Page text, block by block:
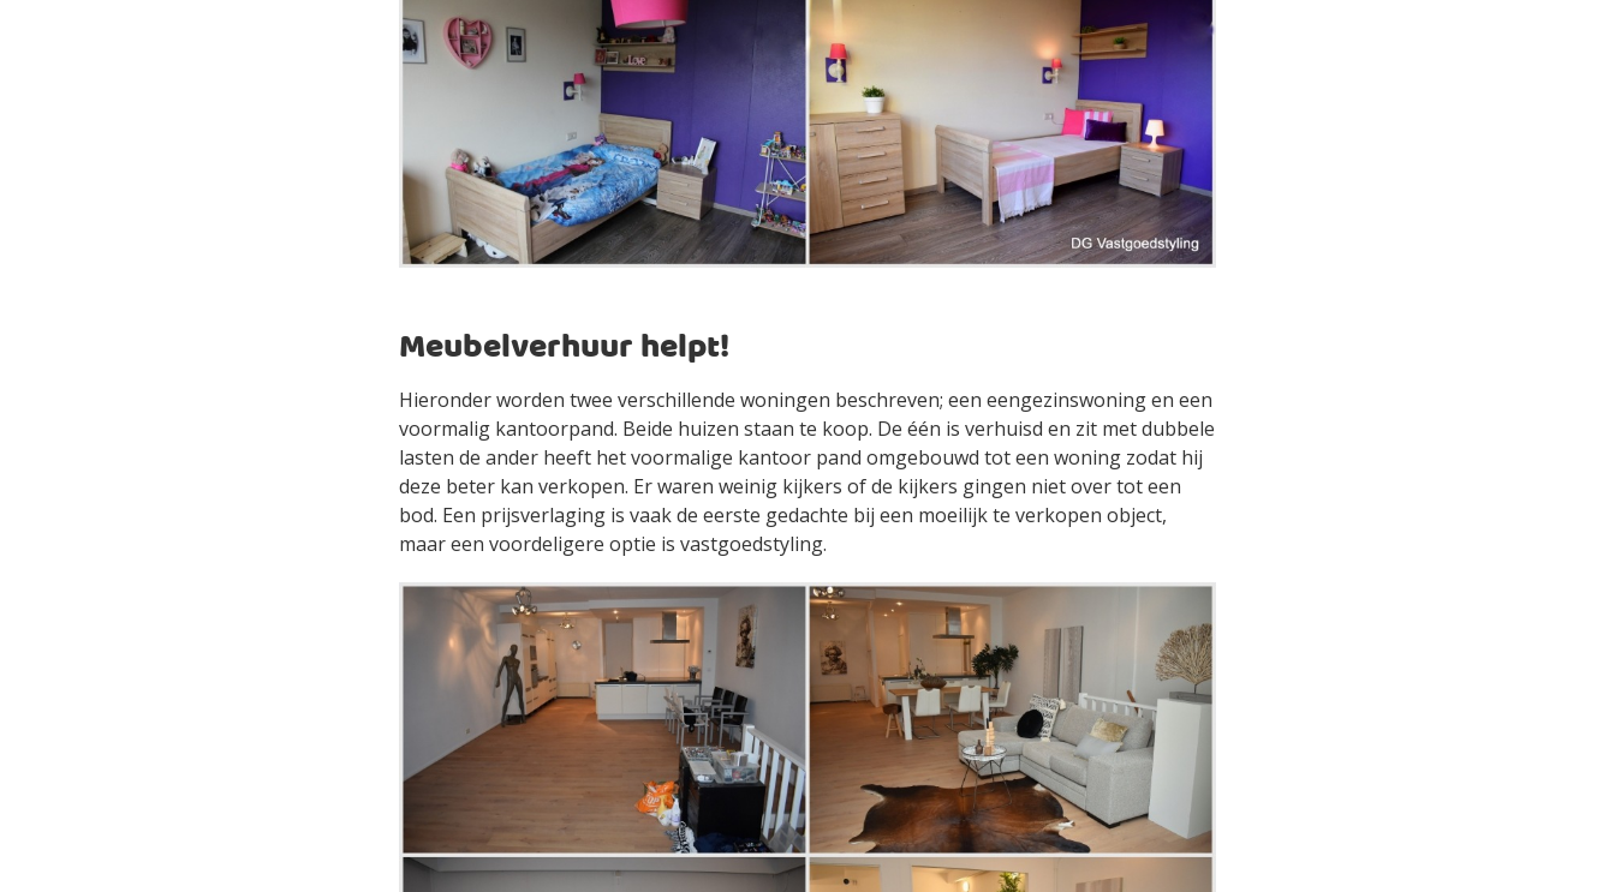
Meubelverhuur helpt!
Hieronder worden twee verschillende woningen beschreven; een eengezinswoning en een
voormalig kantoorpand. Beide huizen staan te koop. De één is verhuisd en zit met dubbele
lasten de ander heeft het voormalige kantoor pand omgebouwd tot een woning zodat hij
deze beter kan verkopen. Er waren weinig kijkers of de kijkers gingen niet over tot een
bod. Een prijsverlaging is vaak de eerste gedachte bij een moeilijk te verkopen object,
maar een voordeligere optie is vastgoedstyling.